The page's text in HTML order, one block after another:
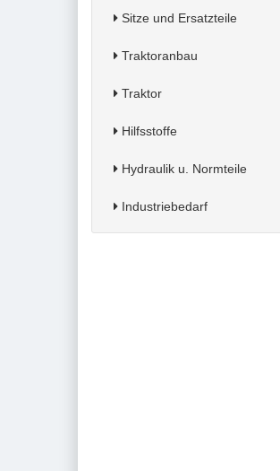
Sitze und Ersatzteile
Traktoranbau
Traktor
Hilfsstoffe
Hydraulik u. Normteile
Industriebedarf